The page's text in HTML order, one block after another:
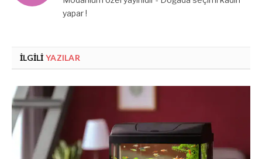
yapar !
İLGILI YAZILAR